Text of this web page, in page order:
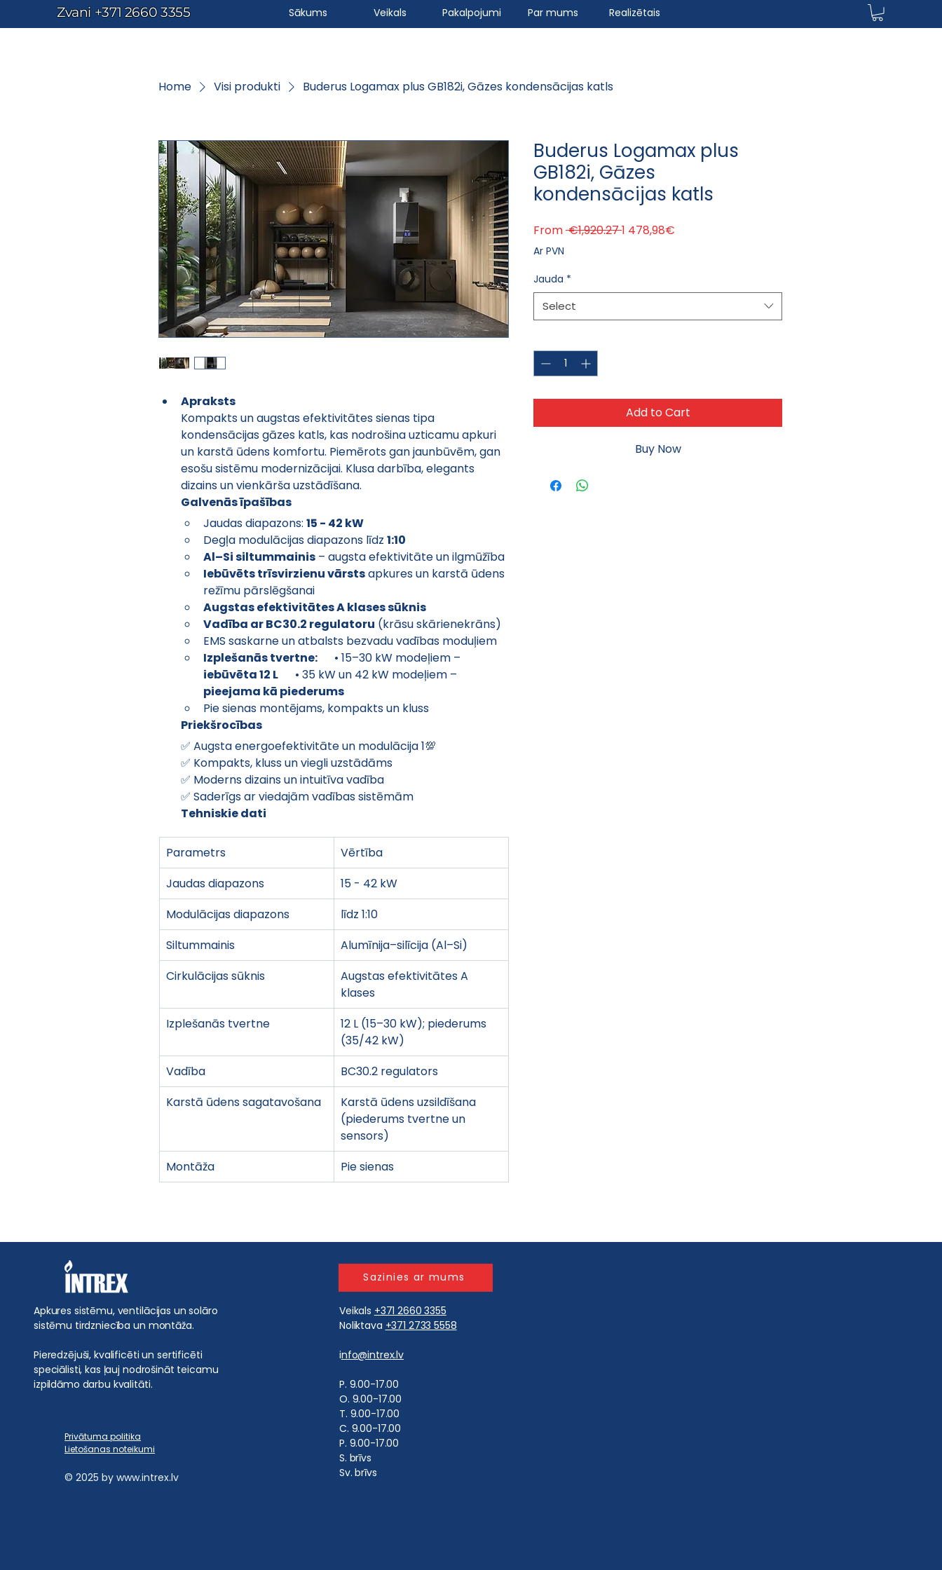
Zvani +371 2660 3355 Sākums Veikals Pakalpojumi Par mums Realizētais
Home Visi produkti Buderus Logamax plus GB182i, Gāzes kondensācijas katls
Apraksts
Kompakts un augstas efektivitātes sienas tipa
kondensācijas gāzes katls, kas nodrošina uzticamu apkuri
un karstā ūdens komfortu. Piemērots gan jaunbūvēm, gan
esošu sistēmu modernizācijai. Klusa darbība, elegants
dizains un vienkārša uzstādīšana.
Galvenās īpašības
Jaudas diapazons: 15 - 42 kW
Degļa modulācijas diapazons līdz 1:10
Al–Si siltummainis – augsta efektivitāte un ilgmūžība
Iebūvēts trīsvirzienu vārsts apkures un karstā ūdens
režīmu pārslēgšanai
Augstas efektivitātes A klases sūknis
Vadība ar BC30.2 regulatoru (krāsu skārienekrāns)
EMS saskarne un atbalsts bezvadu vadības moduļiem
Izplešanās tvertne: • 15–30 kW modeļiem –
iebūvēta 12 L • 35 kW un 42 kW modeļiem –
pieejama kā piederums
Pie sienas montējams, kompakts un kluss
Priekšrocības
✅ Augsta energoefektivitāte un modulācija 1💯
✅ Kompakts, kluss un viegli uzstādāms
✅ Moderns dizains un intuitīva vadība
✅ Saderīgs ar viedajām vadības sistēmām
Tehniskie dati
Parametrs
Vērtība
Jaudas diapazons
15 - 42 kW
Modulācijas diapazons
līdz 1:10
Siltummainis
Alumīnija–silīcija (Al–Si)
Cirkulācijas sūknis
Augstas efektivitātes A
klases
Izplešanās tvertne
12 L (15–30 kW); piederums
(35/42 kW)
Vadība
BC30.2 regulators
Karstā ūdens sagatavošana
Karstā ūdens uzsildīšana
(piederums tvertne un
sensors)
Montāža
Pie sienas
Buderus Logamax plus
GB182i, Gāzes
kondensācijas katls
From €1,920.27 Regular Price
1 478,98€
Ar PVN
Jauda *
Select
Add to Cart
Buy Now
Apkures sistēmu, ventilācijas un solāro
sistēmu tirdzniecība un montāža.
Pieredzējuši, kvalificēti un sertificēti
speciālisti, kas ļauj nodrošināt teicamu
izpildāmo darbu kvalitāti.
Privātuma politika
Lietošanas noteikumi
© 2025 by www.intrex.lv
Sazinies ar mums
Veikals +371 2660 3355
Noliktava +371 2733 5558
info@intrex.lv
​P. 9.00-17.00
O. 9.00-17.00
T. 9.00-17.00
C. 9.00-17.00
P. 9.00-17.00
S. brīvs
Sv. brīvs